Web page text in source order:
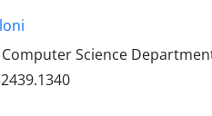
Science